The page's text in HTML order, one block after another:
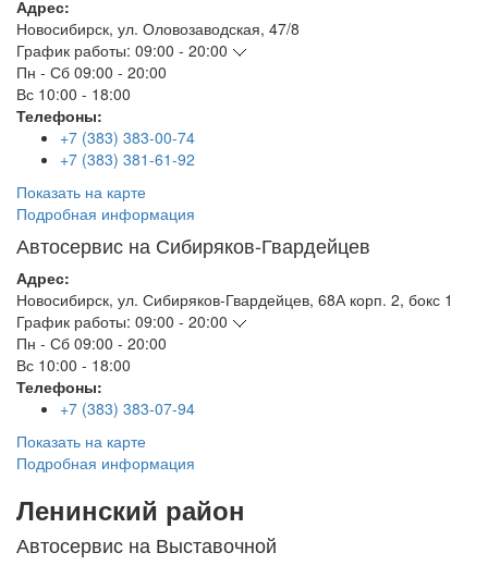
Адрес:
Новосибирск, ул. Оловозаводская, 47/8
График работы: 09:00 - 20:00
Пн - Сб 09:00 - 20:00
Вс 10:00 - 18:00
Телефоны:
+7 (383) 383-00-74
+7 (383) 381-61-92
Показать на карте
Подробная информация
Автосервис на Сибиряков-Гвардейцев
Адрес:
Новосибирск, ул. Сибиряков-Гвардейцев, 68А корп. 2, бокс 1
График работы: 09:00 - 20:00
Пн - Сб 09:00 - 20:00
Вс 10:00 - 18:00
Телефоны:
+7 (383) 383-07-94
Показать на карте
Подробная информация
Ленинский район
Автосервис на Выставочной